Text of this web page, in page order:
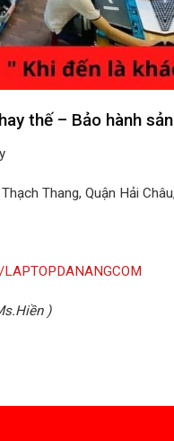
thế – Bảo hành
Thang, Quận Hải
)